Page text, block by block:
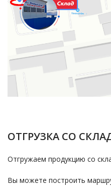
ОТГРУЗКА СО
Отгружаем продукцию со
Вы можете построить